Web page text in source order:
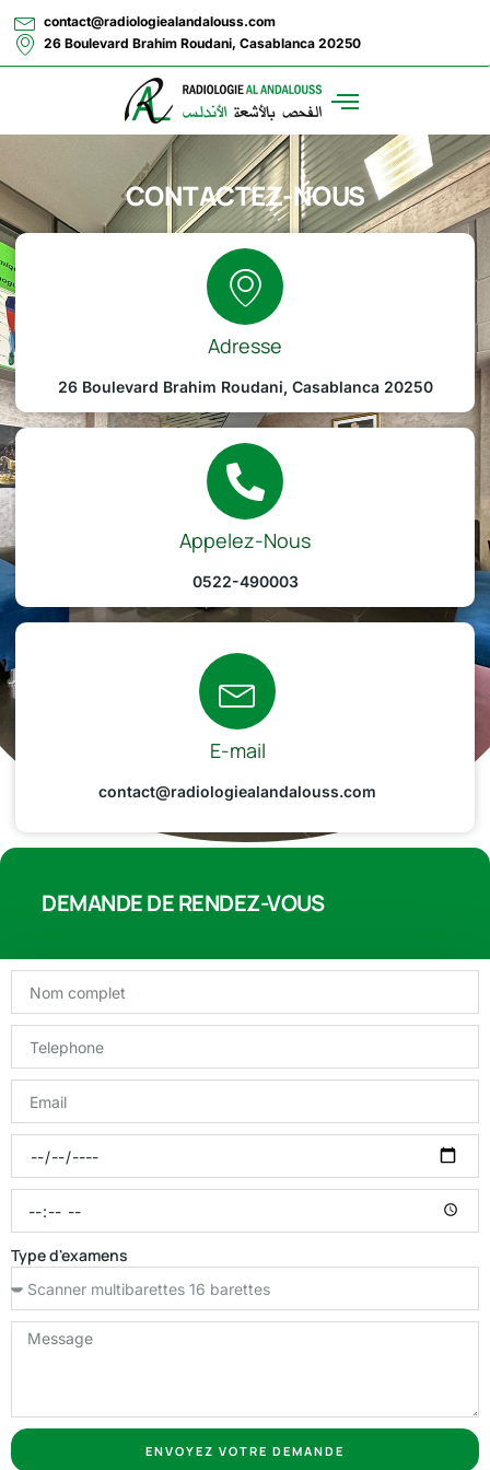
contact@radiologiealandalouss.com
26 Boulevard Brahim Roudani, Casablanca 20250
CONTACTEZ-NOUS
Adresse
26 Boulevard Brahim Roudani, Casablanca 20250
Appelez-Nous
0522-490003
E-mail
contact@radiologiealandalouss.com
DEMANDE DE RENDEZ-VOUS
Type d'examens
ENVOYEZ VOTRE DEMANDE